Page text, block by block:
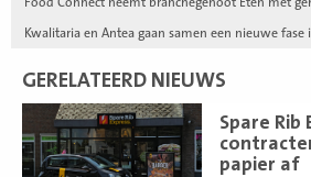
Kwalitaria en Antea gaan samen een nieuwe fase
GERELATEERD NIEUWS
Spare Rib
papier af
meer